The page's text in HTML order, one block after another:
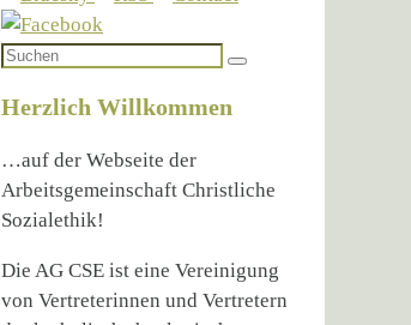
Suchen
Suchen
Herzlich Willkommen
…auf der Webseite der
Arbeitsgemeinschaft Christliche
Sozialethik!
Die AG CSE ist eine Vereinigung
von Vertreterinnen und Vertretern